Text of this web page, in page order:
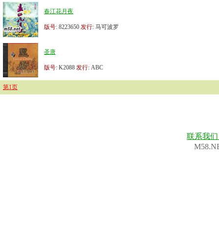
春江花月夜
版号: 8223650 发行: 马可波罗
圣唐
版号: K2088 发行: ABC
第1页
联系我